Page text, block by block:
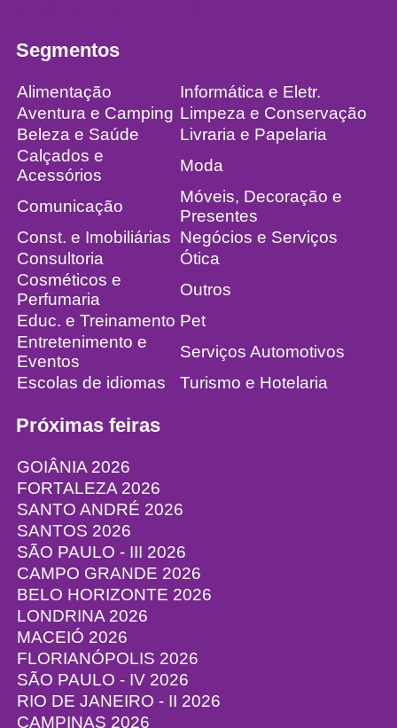
Segmentos
Alimentação
Informática e Eletr.
Aventura e Camping Limpeza e Conservação
Beleza e Saúde
Livraria e Papelaria
Calçados e
Acessórios
Moda
Comunicação
Móveis, Decoração e
Presentes
Const. e Imobiliárias Negócios e Serviços
Consultoria
Ótica
Cosméticos e
Perfumaria
Outros
Educ. e Treinamento Pet
Entretenimento e
Eventos
Serviços Automotivos
Escolas de idiomas
Turismo e Hotelaria
Próximas feiras
GOIÂNIA 2026
FORTALEZA 2026
SANTO ANDRÉ 2026
SANTOS 2026
SÃO PAULO - III 2026
CAMPO GRANDE 2026
BELO HORIZONTE 2026
LONDRINA 2026
MACEIÓ 2026
FLORIANÓPOLIS 2026
SÃO PAULO - IV 2026
RIO DE JANEIRO - II 2026
CAMPINAS 2026